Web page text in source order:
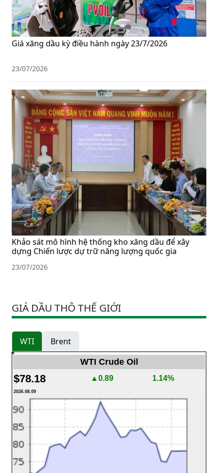
Giá xăng dầu kỳ điều hành ngày 23/7/2026
23/07/2026
Khảo sát mô hình hệ thống kho xăng dầu để xây
dựng Chiến lược dự trữ năng lượng quốc gia
23/07/2026
GIÁ DẦU THÔ THẾ GIỚI
WTI Brent
WTI Crude Oil
$78.18 ▲0.89 1.14%
2026.08.09